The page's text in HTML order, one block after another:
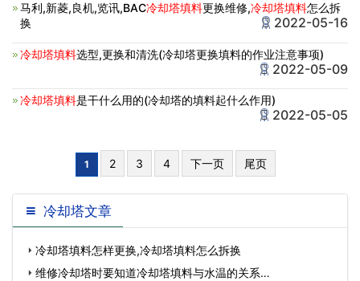
马利,新菱,良机,览讯,BAC冷却塔填料更换维修,冷却塔填料怎么拆
换
2022-05-16
冷却塔填料选型,更换和清洗(冷却塔更换填料的作业注意事项)
2022-05-09
冷却塔填料是干什么用的(冷却塔的填料起什么作用)
2022-05-05
1 2 3 4 下一页 尾页
冷却塔文章
冷却塔填料怎样更换,冷却塔填料怎么拆换
维修冷却塔时要知道冷却塔填料与水温的关系…